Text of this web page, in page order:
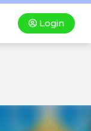
Login